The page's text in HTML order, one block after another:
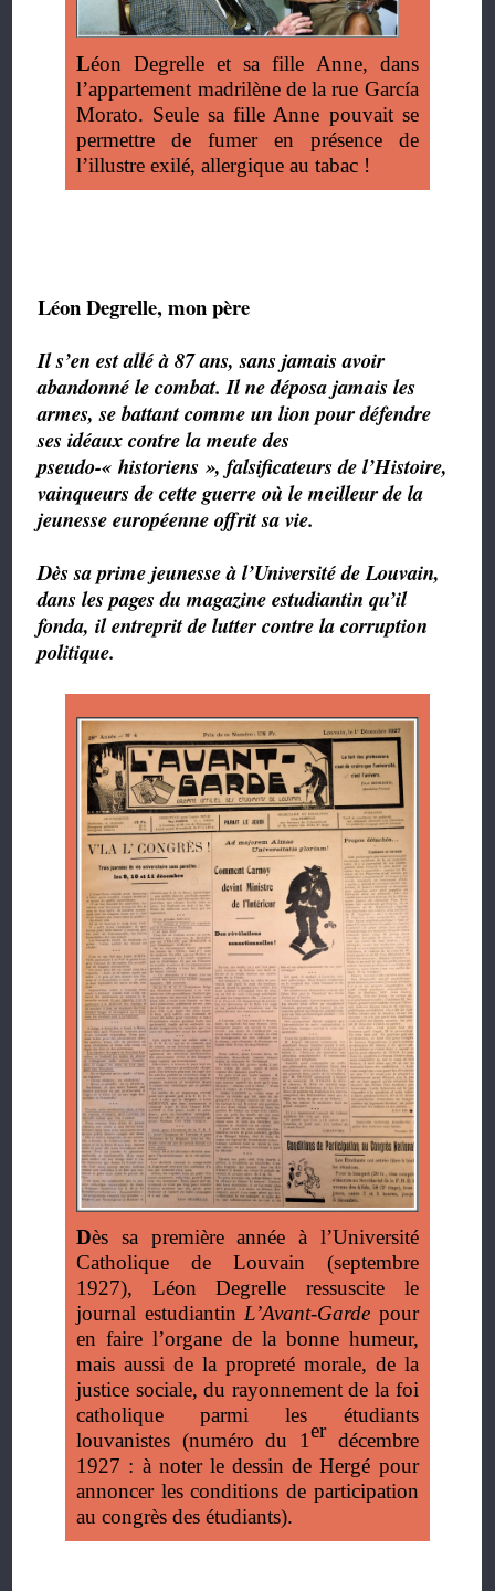
Léon Degrelle et sa fille Anne, dans
l’appartement madrilène de la rue García
Morato. Seule sa fille Anne pouvait se
permettre de fumer en présence de
l’illustre exilé, allergique au tabac !
Léon Degrelle, mon père
Il s’en est allé à 87 ans, sans jamais avoir
abandonné le combat. Il ne déposa jamais les
armes, se battant comme un lion pour défendre
ses idéaux contre la meute des
pseudo-« historiens », falsificateurs de l’Histoire,
vainqueurs de cette guerre où le meilleur de la
jeunesse européenne offrit sa vie.
Dès sa prime jeunesse à l’Université de Louvain,
dans les pages du magazine estudiantin qu’il
fonda, il entreprit de lutter contre la corruption
politique.
Dès sa première année à l’Université
Catholique de Louvain (septembre
1927), Léon Degrelle ressuscite le
journal estudiantin L’Avant-Garde pour
en faire l’organe de la bonne humeur,
mais aussi de la propreté morale, de la
justice sociale, du rayonnement de la foi
catholique parmi les étudiants
louvanistes (numéro du 1er décembre
1927 : à noter le dessin de Hergé pour
annoncer les conditions de participation
au congrès des étudiants).